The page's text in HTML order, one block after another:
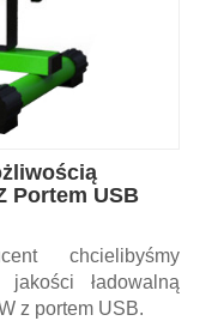
Portem USB
chcielibyśmy
ładowalną
z portem USB.